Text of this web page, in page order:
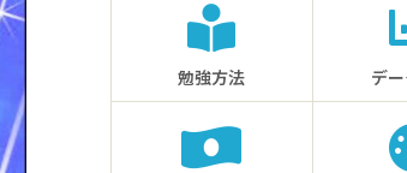
勉強方法 デ